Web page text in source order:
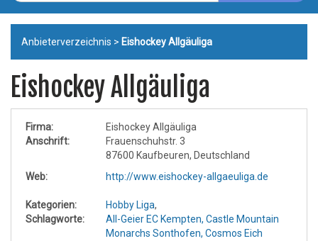
Anbieterverzeichnis > Eishockey Allgäuliga
Eishockey Allgäuliga
Firma:
Eishockey Allgäuliga
Anschrift:
Frauenschuhstr. 3
87600 Kaufbeuren, Deutschland
Web:
http://www.eishockey-allgaeuliga.de
Kategorien: Hobby Liga,
Schlagworte:
All-Geier EC Kempten, Castle Mountain
Monarchs Sonthofen, Cosmos Eich